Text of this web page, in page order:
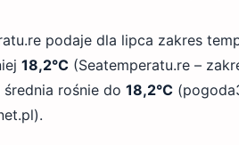
podaje dla lipca zakres
18,2°C (Seatemperatu.re –
średnia rośnie do 18,2°C